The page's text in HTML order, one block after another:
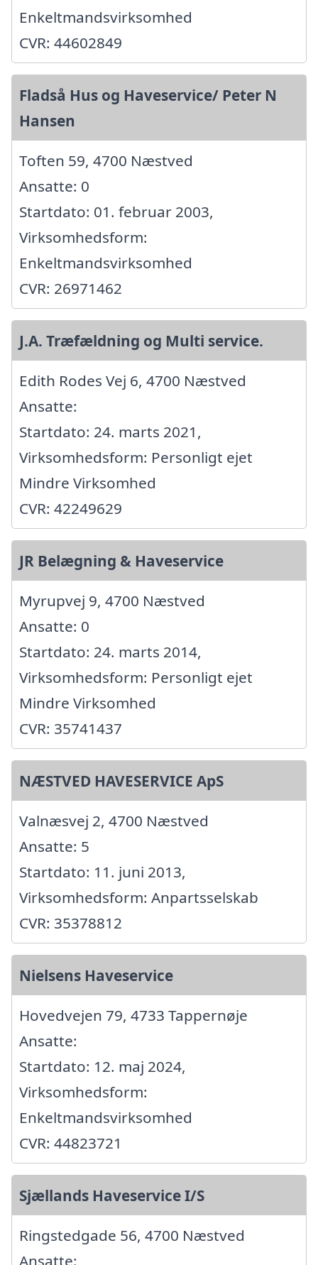
Enkeltmandsvirksomhed
CVR: 44602849
Fladså Hus og Haveservice/ Peter N
Hansen
Toften 59, 4700 Næstved
Ansatte: 0
Startdato: 01. februar 2003,
Virksomhedsform:
Enkeltmandsvirksomhed
CVR: 26971462
J.A. Træfældning og Multi service.
Edith Rodes Vej 6, 4700 Næstved
Ansatte:
Startdato: 24. marts 2021,
Virksomhedsform: Personligt ejet
Mindre Virksomhed
CVR: 42249629
JR Belægning & Haveservice
Myrupvej 9, 4700 Næstved
Ansatte: 0
Startdato: 24. marts 2014,
Virksomhedsform: Personligt ejet
Mindre Virksomhed
CVR: 35741437
NÆSTVED HAVESERVICE ApS
Valnæsvej 2, 4700 Næstved
Ansatte: 5
Startdato: 11. juni 2013,
Virksomhedsform: Anpartsselskab
CVR: 35378812
Nielsens Haveservice
Hovedvejen 79, 4733 Tappernøje
Ansatte:
Startdato: 12. maj 2024,
Virksomhedsform:
Enkeltmandsvirksomhed
CVR: 44823721
Sjællands Haveservice I/S
Ringstedgade 56, 4700 Næstved
Ansatte: